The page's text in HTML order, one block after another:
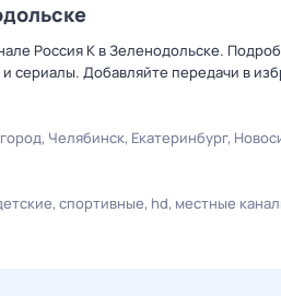
Россия К в Зеленодольске.
Добавляйте передачи в
Челябинск Екатеринбург
спортивные hd местные